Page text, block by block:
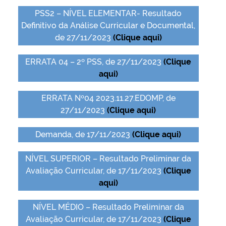
PSS2 – NÍVEL ELEMENTAR- Resultado
Definitivo da Análise Curricular e Documental,
de 27/11/2023 (Clique aqui)
ERRATA 04 – 2º PSS, de 27/11/2023(Clique
aqui)
ERRATA Nº04 2023.11.27.EDOMP, de
27/11/2023(Clique aqui)
Demanda, de 17/11/2023(Clique aqui)
NÍVEL SUPERIOR – Resultado Preliminar da
Avaliação Curricular, de 17/11/2023 (Clique
aqui)
NÍVEL MÉDIO – Resultado Preliminar da
Avaliação Curricular, de 17/11/2023 (Clique